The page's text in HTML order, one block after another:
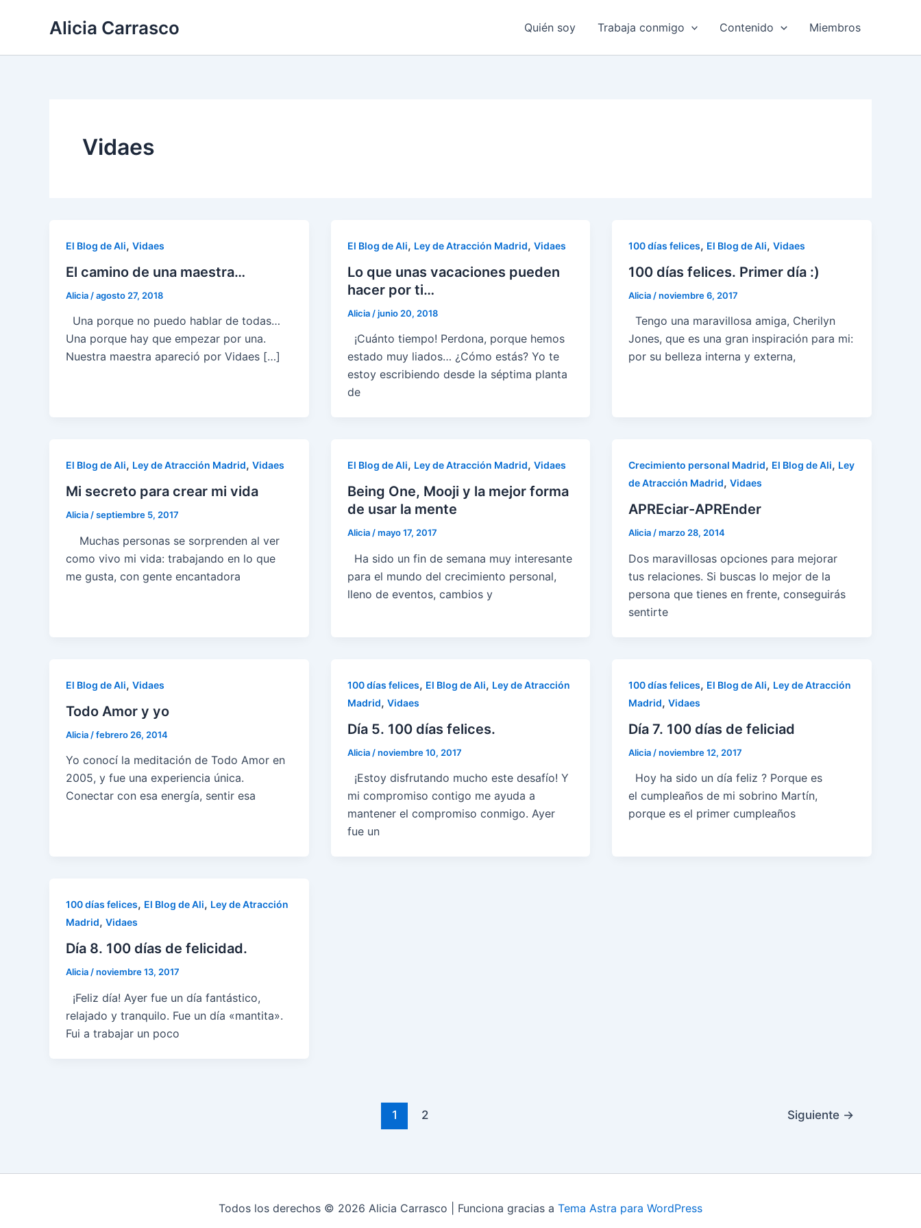
Alicia Carrasco Quién soy Trabaja conmigo Contenido Miembros
Vidaes
El Blog de Ali, Vidaes
El camino de una maestra…
Alicia /agosto 27, 2018
Una porque no puedo hablar de todas…
Una porque hay que empezar por una.
Nuestra maestra apareció por Vidaes […]
El Blog de Ali, Ley de Atracción Madrid, Vidaes
Lo que unas vacaciones pueden
hacer por ti…
Alicia /junio 20, 2018
¡Cuánto tiempo! Perdona, porque hemos
estado muy liados… ¿Cómo estás? Yo te
estoy escribiendo desde la séptima planta
de
100 días felices, El Blog de Ali,Vidaes
100 días felices. Primer día :)
Alicia /noviembre 6, 2017
Tengo una maravillosa amiga, Cherilyn
Jones, que es una gran inspiración para mi:
por su belleza interna y externa,
El Blog de Ali, Ley de Atracción Madrid, Vidaes
Mi secreto para crear mi vida
Alicia /septiembre 5, 2017
Muchas personas se sorprenden al ver
como vivo mi vida: trabajando en lo que
me gusta, con gente encantadora
El Blog de Ali, Ley de Atracción Madrid, Vidaes
Being One, Mooji y la mejor forma
de usar la mente
Alicia /mayo 17, 2017
Ha sido un fin de semana muy interesante
para el mundo del crecimiento personal,
lleno de eventos, cambios y
Crecimiento personal Madrid, El Blog de Ali, Ley
de Atracción Madrid,Vidaes
APREciar-APREnder
Alicia /marzo 28, 2014
Dos maravillosas opciones para mejorar
tus relaciones. Si buscas lo mejor de la
persona que tienes en frente, conseguirás
sentirte
El Blog de Ali, Vidaes
Todo Amor y yo
Alicia /febrero 26, 2014
Yo conocí la meditación de Todo Amor en
2005, y fue una experiencia única.
Conectar con esa energía, sentir esa
100 días felices, El Blog de Ali, Ley de Atracción
Madrid, Vidaes
Día 5. 100 días felices.
Alicia /noviembre 10, 2017
¡Estoy disfrutando mucho este desafío! Y
mi compromiso contigo me ayuda a
mantener el compromiso conmigo. Ayer
fue un
100 días felices, El Blog de Ali, Ley de Atracción
Madrid,Vidaes
Día 7. 100 días de feliciad
Alicia /noviembre 12, 2017
Hoy ha sido un día feliz ? Porque es
el cumpleaños de mi sobrino Martín,
porque es el primer cumpleaños
100 días felices, El Blog de Ali, Ley de Atracción
Madrid, Vidaes
Día 8. 100 días de felicidad.
Alicia /noviembre 13, 2017
¡Feliz día! Ayer fue un día fantástico,
relajado y tranquilo. Fue un día «mantita».
Fui a trabajar un poco
1 2 Siguiente →
Todos los derechos © 2026 Alicia Carrasco | Funciona gracias a Tema Astra para WordPress